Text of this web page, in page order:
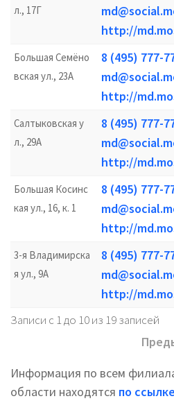
л., 17Г
http://
Большая Семёно
вская ул., 23А
8 (495) 777-
http://
Салтыковская у
л., 29А
8 (495) 777-
http://
Большая Косинс
кая ул., 16, к. 1
8 (495) 777-
http://
3-я Владимирска
я ул., 9А
8 (495) 777-
http://
Записи с 1 до 10 из 19 записей
Информация по всем
области находятся по ссылке